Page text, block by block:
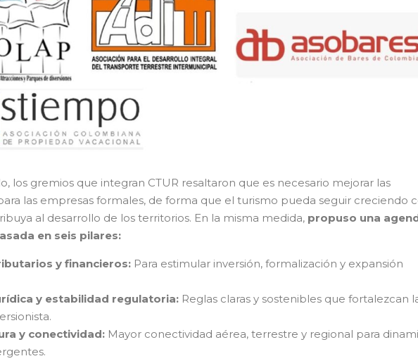
los gremios que integran CTUR resaltaron que es necesario mejorar las
las empresas formales, de forma que el turismo pueda seguir creciendo
al desarrollo de los territorios. En la misma medida, propuso una
en seis pilares:
y financieros: Para estimular inversión, formalización y expansión
y estabilidad regulatoria: Reglas claras y sostenibles que fortalezcan
y conectividad: Mayor conectividad aérea, terrestre y regional para